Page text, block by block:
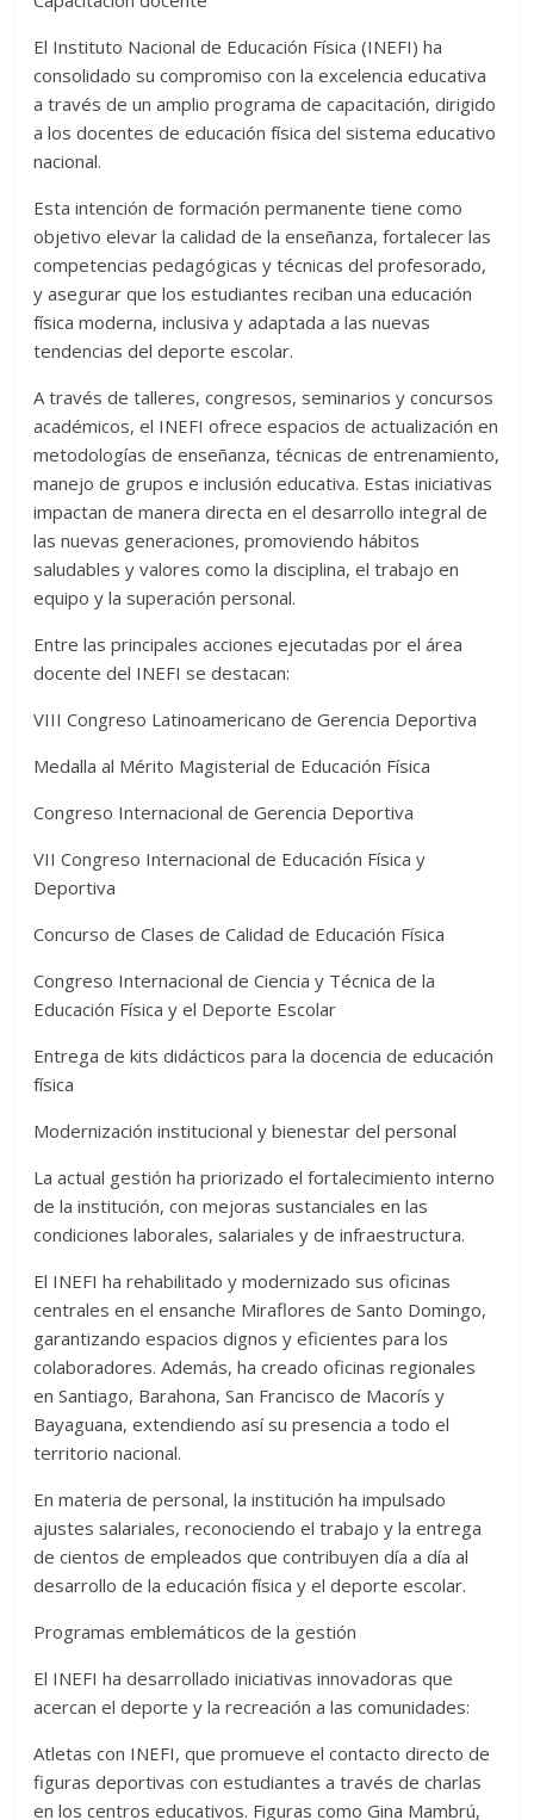
El Instituto Nacional de Educación Física (INEFI) ha
consolidado su compromiso con la excelencia educativa
a través de un amplio programa de capacitación, dirigido
a los docentes de educación física del sistema educativo
nacional.
Esta intención de formación permanente tiene como
objetivo elevar la calidad de la enseñanza, fortalecer las
competencias pedagógicas y técnicas del profesorado,
y asegurar que los estudiantes reciban una educación
física moderna, inclusiva y adaptada a las nuevas
tendencias del deporte escolar.
A través de talleres, congresos, seminarios y concursos
académicos, el INEFI ofrece espacios de actualización en
metodologías de enseñanza, técnicas de entrenamiento,
manejo de grupos e inclusión educativa. Estas iniciativas
impactan de manera directa en el desarrollo integral de
las nuevas generaciones, promoviendo hábitos
saludables y valores como la disciplina, el trabajo en
equipo y la superación personal.
Entre las principales acciones ejecutadas por el área
docente del INEFI se destacan:
VIII Congreso Latinoamericano de Gerencia Deportiva
Medalla al Mérito Magisterial de Educación Física
Congreso Internacional de Gerencia Deportiva
VII Congreso Internacional de Educación Física y
Deportiva
Concurso de Clases de Calidad de Educación Física
Congreso Internacional de Ciencia y Técnica de la
Educación Física y el Deporte Escolar
Entrega de kits didácticos para la docencia de educación
física
Modernización institucional y bienestar del personal
La actual gestión ha priorizado el fortalecimiento interno
de la institución, con mejoras sustanciales en las
condiciones laborales, salariales y de infraestructura.
El INEFI ha rehabilitado y modernizado sus oficinas
centrales en el ensanche Miraflores de Santo Domingo,
garantizando espacios dignos y eficientes para los
colaboradores. Además, ha creado oficinas regionales
en Santiago, Barahona, San Francisco de Macorís y
Bayaguana, extendiendo así su presencia a todo el
territorio nacional.
En materia de personal, la institución ha impulsado
ajustes salariales, reconociendo el trabajo y la entrega
de cientos de empleados que contribuyen día a día al
desarrollo de la educación física y el deporte escolar.
Programas emblemáticos de la gestión
El INEFI ha desarrollado iniciativas innovadoras que
acercan el deporte y la recreación a las comunidades:
Atletas con INEFI, que promueve el contacto directo de
figuras deportivas con estudiantes a través de charlas
en los centros educativos. Figuras como Gina Mambrú,